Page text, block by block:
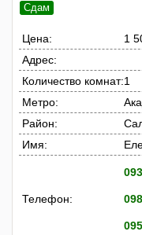
Сдам
Цена:
1
Адрес:
Количество комнат:1
Метро:
Район:
Имя:
Телефон: